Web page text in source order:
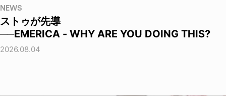
NEWS
ストゥが先導
──EMERICA - WHY ARE YOU DOING THIS?
2026.08.04